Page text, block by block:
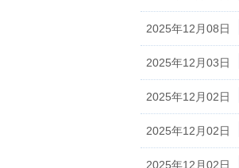
2025年12月08日
2025年12月03日
2025年12月02日
2025年12月02日
2025年12月02日